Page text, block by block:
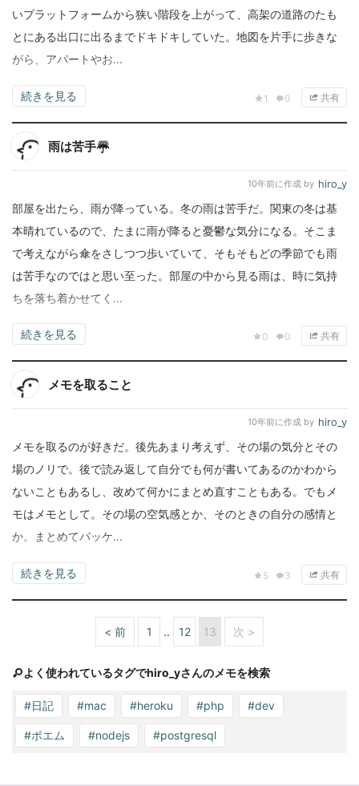
1 0 共有
いプラットフォームから狭い階段を上がって、高架の道路のたも
とにある出口に出るまでドキドキしていた。地図を片手に歩きな
がら、アパートやお...
続きを見る
雨は苦手☔️
10年前に作成 by hiro_y
0 0 共有
部屋を出たら、雨が降っている。冬の雨は苦手だ。関東の冬は基
本晴れているので、たまに雨が降ると憂鬱な気分になる。そこま
で考えながら傘をさしつつ歩いていて、そもそもどの季節でも雨
は苦手なのではと思い至った。部屋の中から見る雨は、時に気持
ちを落ち着かせてく...
続きを見る
メモを取ること
10年前に作成 by hiro_y
5 3 共有
メモを取るのが好きだ。後先あまり考えず、その場の気分とその
場のノリで。後で読み返して自分でも何が書いてあるのかわから
ないこともあるし、改めて何かにまとめ直すこともある。でもメ
モはメモとして。その場の空気感とか、そのときの自分の感情と
か。まとめてパッケ...
続きを見る
< 前 1 12 13 次 >
よく使われているタグでhiro_yさんのメモを検索
#日記 #mac #heroku #php #dev
#ポエム #nodejs #postgresql